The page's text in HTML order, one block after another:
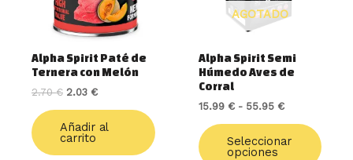
Alpha Spirit Paté de
Ternera con Melón
2.70€ 2.03 €
Añadir al
carrito
AGOTADO
Alpha Spirit Semi
Húmedo Aves de
Corral
15.99 € - 55.95 €
Seleccionar
opciones